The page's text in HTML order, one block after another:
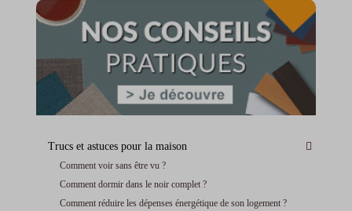
Trucs et astuces pour la maison
Comment voir sans être vu ?
Comment dormir dans le noir complet ?
Comment réduire les dépenses énergétique de son logement ?